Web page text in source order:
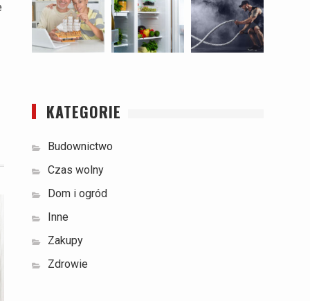
KATEGORIE
Budownictwo
Czas wolny
Dom i ogród
Inne
Zakupy
Zdrowie